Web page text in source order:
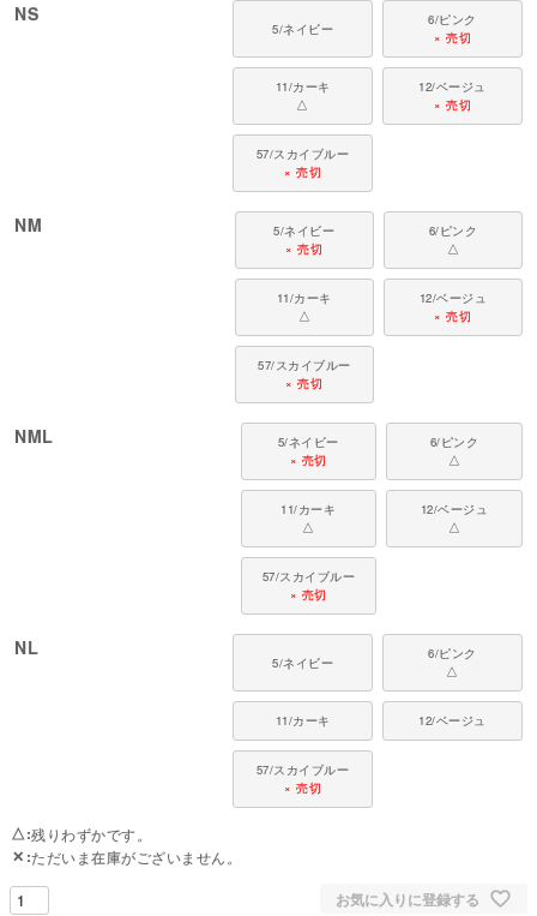
NS
5/ネイビー
6/ピンク
× 売切
11/カーキ
△
12/ベージュ
× 売切
57/スカイブルー
× 売切
NM
5/ネイビー
× 売切
6/ピンク
△
11/カーキ
△
12/ベージュ
× 売切
57/スカイブルー
× 売切
NML
5/ネイビー
× 売切
6/ピンク
△
11/カーキ
△
12/ベージュ
△
57/スカイブルー
× 売切
NL
5/ネイビー
6/ピンク
△
11/カーキ 12/ベージュ
57/スカイブルー
× 売切
△ 残りわずかです。
✕ ただいま在庫がございません。
お気に入りに登録する